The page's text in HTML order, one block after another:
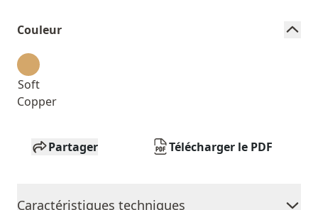
Couleur
Soft
Copper
Partager Télécharger le PDF
Caractéristiques techniques